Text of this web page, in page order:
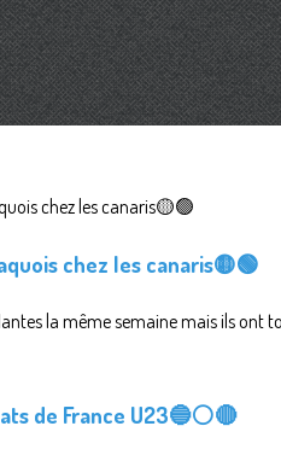
chez les canaris🟡🟢
la même semaine mais ils
de France U23🔵⚪🔴